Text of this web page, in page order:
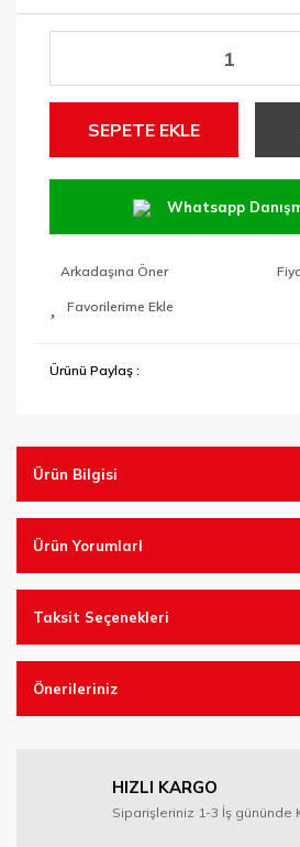
SEPETE EKLE
Whatsapp
Arkadaşına Öner
Ürünü Paylaş :
Ürün Bilgisi
Ürün YorumlarI
Taksit Seçenekleri
Önerileriniz
HIZLI KARGO
Siparişleriniz 1-3 İş gününde